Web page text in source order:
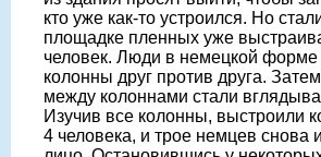
кто уже как-то устроился. Но
площадке пленных уже
человек. Люди в немецкой форме
колонны друг против друга.
между колоннами стали
Изучив все колонны, выстроили
4 человека, и трое немцев снова